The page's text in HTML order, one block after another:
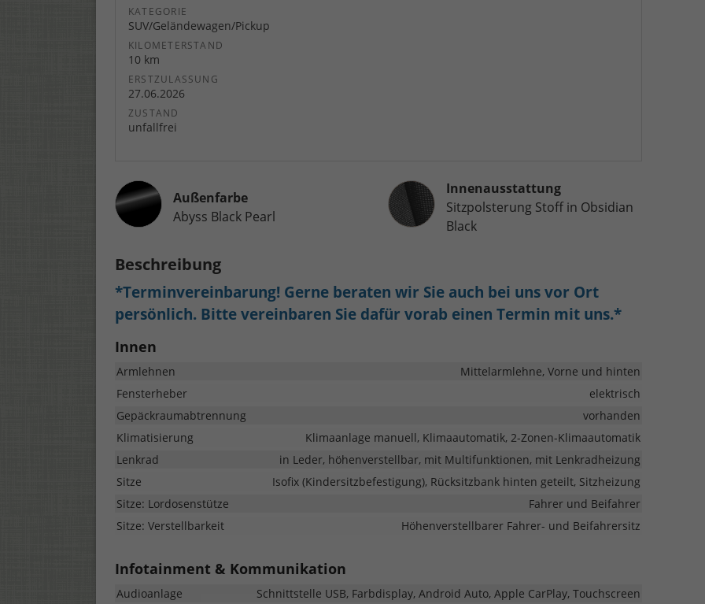
KATEGORIE
SUV/Geländewagen/Pickup
KILOMETERSTAND
10 km
ERSTZULASSUNG
27.06.2026
ZUSTAND
unfallfrei
Außenfarbe
Abyss Black Pearl
InnenausstattungInnenausstattung
Sitzpolsterung Stoff in Obsidian
Black
Beschreibung
*Terminvereinbarung! Gerne beraten wir Sie auch bei uns vor Ort
persönlich. Bitte vereinbaren Sie dafür vorab einen Termin mit uns.*
Innen
Armlehnen
Mittelarmlehne, Vorne und hinten
Fensterheber
elektrisch
Gepäckraumabtrennung
vorhanden
Klimatisierung
Klimaanlage manuell, Klimaautomatik, 2-Zonen-Klimaautomatik
Lenkrad
in Leder, höhenverstellbar, mit Multifunktionen, mit Lenkradheizung
Sitze
Isofix (Kindersitzbefestigung), Rücksitzbank hinten geteilt, Sitzheizung
Sitze: Lordosenstütze
Fahrer und Beifahrer
Sitze: Verstellbarkeit
Höhenverstellbarer Fahrer- und Beifahrersitz
Infotainment & Kommunikation
Audioanlage
Schnittstelle USB, Farbdisplay, Android Auto, Apple CarPlay, Touchscreen